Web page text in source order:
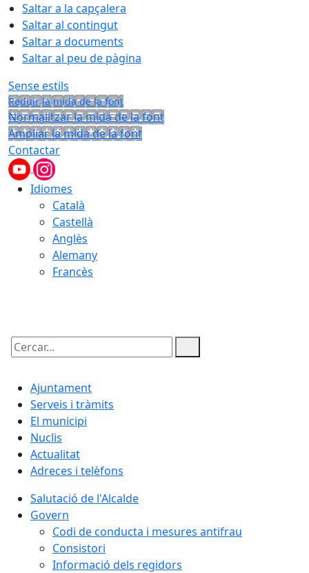
Saltar a la capçalera
Saltar al contingut
Saltar a documents
Saltar al peu de pàgina
Sense estils
Reduir la mida de la font
Normalitzar la mida de la font
Ampliar la mida de la font
Contactar
Idiomes
Català
Castellà
Anglès
Alemany
Francès
Cercar:
Ajuntament
Serveis i tràmits
El municipi
Nuclis
Actualitat
Adreces i telèfons
Salutació de l'Alcalde
Govern
Codi de conducta i mesures antifrau
Consistori
Informació dels regidors